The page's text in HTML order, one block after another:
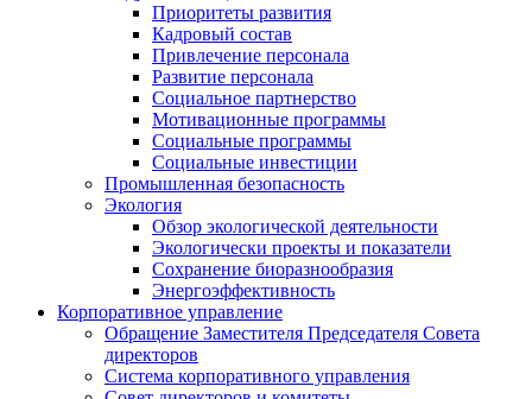
Приоритеты развития
Кадровый состав
Привлечение персонала
Развитие персонала
Социальное партнерство
Мотивационные программы
Социальные программы
Социальные инвестиции
Промышленная безопасность
Экология
Обзор экологической деятельности
Экологически проекты и показатели
Сохранение биоразнообразия
Энергоэффективность
Корпоративное управление
Обращение Заместителя Председателя Совета
директоров
Система корпоративного управления